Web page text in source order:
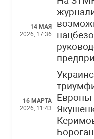
14 МАЯ
2026, 17:36
16 МАРТА
2026, 11:43
Европы